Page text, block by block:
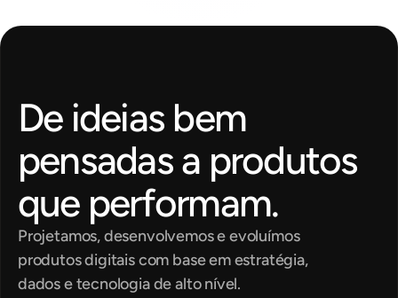
De ideias bem
pensadas a produtos
que performam.
Projetamos, desenvolvemos e evoluímos
produtos digitais com base em estratégia,
dados e tecnologia de alto nível.